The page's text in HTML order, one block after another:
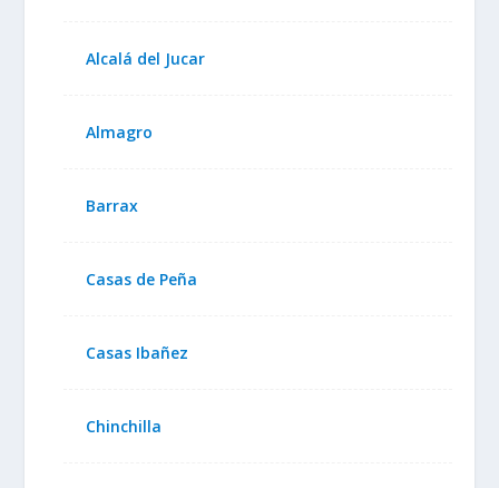
Alcalá del Jucar
Almagro
Barrax
Casas de Peña
Casas Ibañez
Chinchilla